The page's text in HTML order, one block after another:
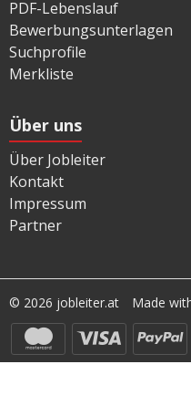
PDF-Lebenslauf
Bewerbungsunterlagen
Suchprofile
Merkliste
Über uns
Über Jobleiter
Kontakt
Impressum
Partner
© 2026 jobleiter.at Made